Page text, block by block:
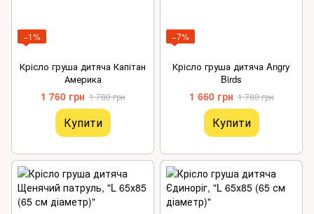
−1%
Крісло груша дитяча Капітан
Америка
1 760 грн 1 780 грн
Купити
−7%
Крісло груша дитяча Angry
Birds
1 660 грн 1 780 грн
Купити